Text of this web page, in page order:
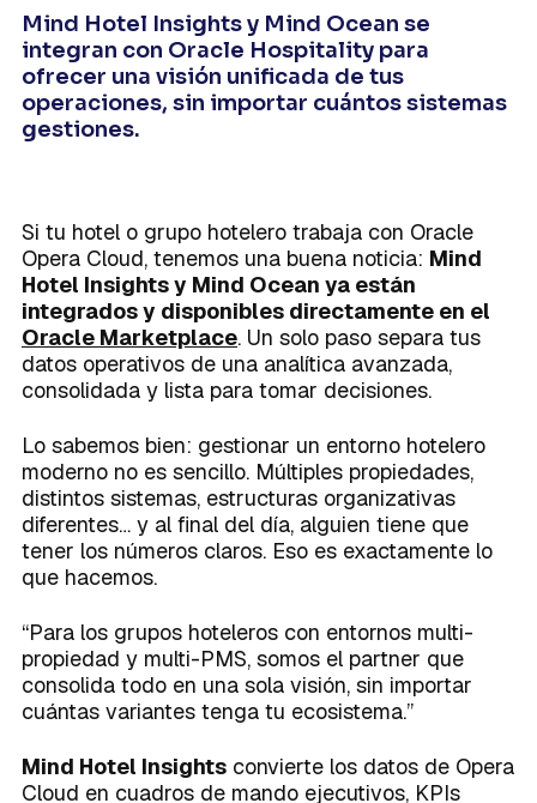
Mind Hotel Insights y Mind Ocean se
integran con Oracle Hospitality para
ofrecer una visión unificada de tus
operaciones, sin importar cuántos sistemas
gestiones.
Si tu hotel o grupo hotelero trabaja con Oracle
Opera Cloud, tenemos una buena noticia: Mind
Hotel Insights y Mind Ocean ya están
integrados y disponibles directamente en el
Oracle Marketplace. Un solo paso separa tus
datos operativos de una analítica avanzada,
consolidada y lista para tomar decisiones.
Lo sabemos bien: gestionar un entorno hotelero
moderno no es sencillo. Múltiples propiedades,
distintos sistemas, estructuras organizativas
diferentes… y al final del día, alguien tiene que
tener los números claros. Eso es exactamente lo
que hacemos.
“Para los grupos hoteleros con entornos multi-
propiedad y multi-PMS, somos el partner que
consolida todo en una sola visión, sin importar
cuántas variantes tenga tu ecosistema.”
Mind Hotel Insights convierte los datos de Opera
Cloud en cuadros de mando ejecutivos, KPIs